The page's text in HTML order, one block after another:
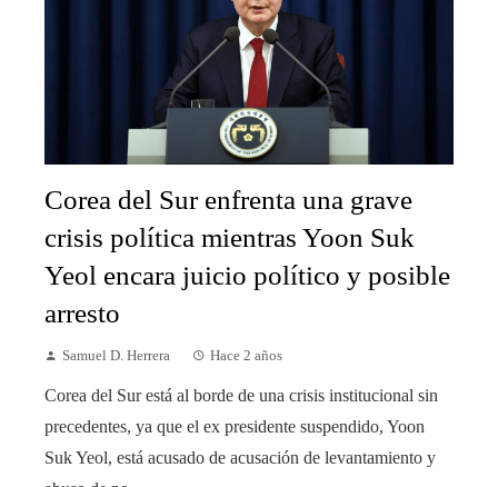
Corea del Sur enfrenta una grave
crisis política mientras Yoon Suk
Yeol encara juicio político y posible
arresto
Samuel D. Herrera Hace 2 años
Corea del Sur está al borde de una crisis institucional sin
precedentes, ya que el ex presidente suspendido, Yoon
Suk Yeol, está acusado de acusación de levantamiento y